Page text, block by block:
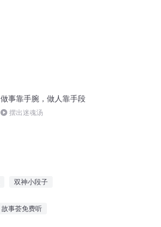
做事靠手腕，做人靠手段
摆出迷魂汤
双神小段子
故事荟免费听